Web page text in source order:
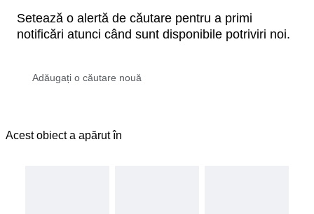
Setează o alertă de căutare pentru a primi
notificări atunci când sunt disponibile potriviri noi.
Acest obiect a apărut în